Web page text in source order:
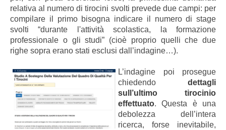
relativa al numero di tirocini svolti prevede due campi: per
compilare il primo bisogna indicare il numero di stage
svolti “durante l'attività scolastica, la formazione
professionale o gli studi” (cioè proprio quelli che due
righe sopra erano stati esclusi dall’indagine…).
L’indagine poi prosegue
chiedendo dettagli
sull’ultimo tirocinio
effettuato. Questa è una
debolezza dell’intera
ricerca, forse inevitabile,